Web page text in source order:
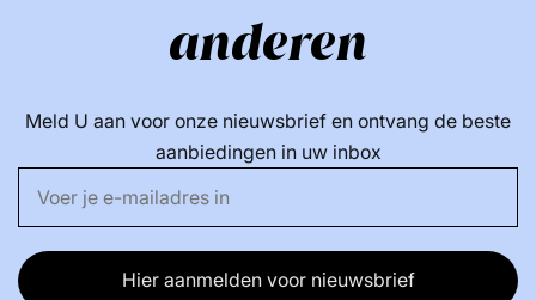
anderen
Meld U aan voor onze nieuwsbrief en ontvang de beste
aanbiedingen in uw inbox
Hier aanmelden voor nieuwsbrief